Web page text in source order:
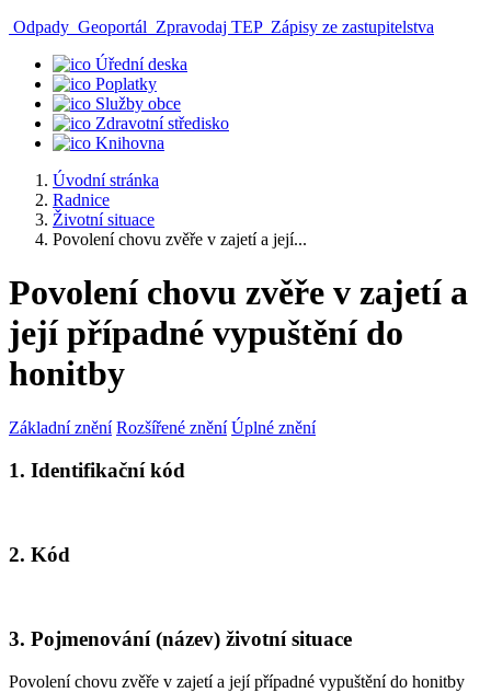
Odpady Geoportál Zpravodaj TEP Zápisy ze zastupitelstva
Úřední deska
Poplatky
Služby obce
Zdravotní středisko
Knihovna
Úvodní stránka
Radnice
Životní situace
Povolení chovu zvěře v zajetí a její...
Povolení chovu zvěře v zajetí a
její případné vypuštění do
honitby
Základní znění Rozšířené znění Úplné znění
1. Identifikační kód
2. Kód
3. Pojmenování (název) životní situace
Povolení chovu zvěře v zajetí a její případné vypuštění do honitby